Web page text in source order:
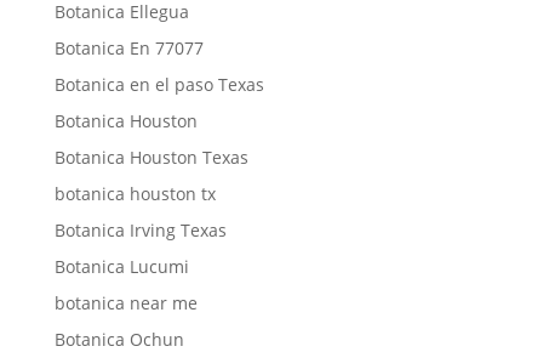
Botanica Ellegua
Botanica En 77077
Botanica en el paso Texas
Botanica Houston
Botanica Houston Texas
botanica houston tx
Botanica Irving Texas
Botanica Lucumi
botanica near me
Botanica Ochun